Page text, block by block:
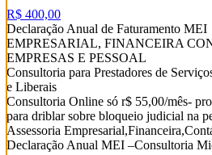
R$ 400,00
Declaração Anual de Faturamento MEI
EMPRESARIAL, FINANCEIRA
EMPRESAS E PESSOAL
Consultoria para Prestadores de
e Liberais
Consultoria Online só r$ 55,00/mês-
para driblar sobre bloqueio judicial na
Assessoria
Declaração Anual MEI –Consultoria